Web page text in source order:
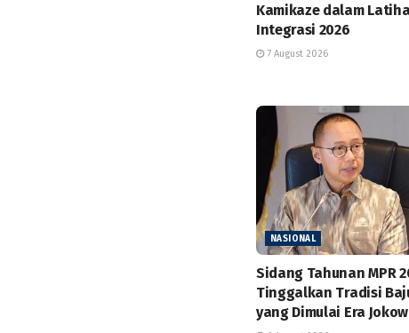
Kamikaze dalam
Integrasi 2026
7 August 2026
NASIONAL
Sidang Tahunan MPR
Tinggalkan Tradisi
yang Dimulai Era